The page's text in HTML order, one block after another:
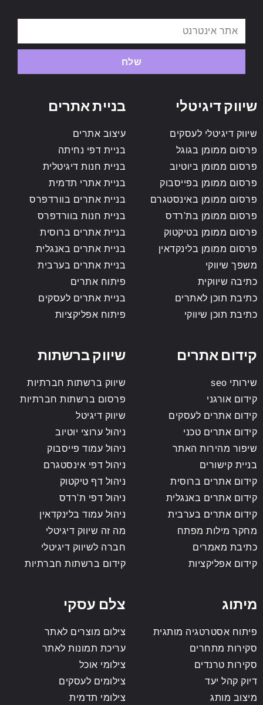
שלח
שיווק דיגיטלי
שיווק דיגיטלי לעסקים
פרסום ממומן בגוגל
פרסום ממומן ביוטיוב
פרסום ממומן בפייסבוק
פרסום ממומן באינסטגרם
פרסום ממומן בת'רדס
פרסום ממומן בטיקטוק
פרסום ממומן בלינקדאין
משפך שיווקי
כתיבה שיווקית
כתיבת תוכן לאתרים
כתיבת תוכן שיווקי
בניית אתרים
עיצוב אתרים
בניית דפי נחיתה
בניית חנות דיגיטלית
בניית אתרי תדמית
בניית אתרים בוורדפרס
בניית חנות בוורדפרס
בניית אתרים ברוסית
בניית אתרים באנגלית
בניית אתרים בערבית
פיתוח אתרים
בניית אתרים לעסקים
פיתוח אפליקציות
קידום אתרים
שירותי seo
קידום אורגני
קידום אתרים לעסקים
קידום אתרים טכני
שיפור מהירות האתר
בניית קישורים
קידום אתרים ברוסית
קידום אתרים באנגלית
קידום אתרים בערבית
מחקר מילות מפתח
כתיבת מאמרים
קידום אפליקציות
שיווק ברשתות
שיווק ברשתות חברתיות
פרסום ברשתות חברתיות
שיווק דיגיטל
ניהול ערוצי יוטיוב
ניהול עמוד פייסבוק
ניהול דפי אינסטגרם
ניהול דף טיקטוק
ניהול דפי ת'רדס
ניהול עמוד בלינקדאין
מה זה שיווק דיגיטלי
חברה לשיווק דיגיטלי
קידום ברשתות חברתיות
מיתוג
פיתוח אסטרטגיה מותגית
סקירות מתחרים
סקירות טרנדים
דיוק קהל יעד
מיצוב מותג
צלם עסקי
צילום מוצרים לאתר
עריכת תמונות לאתר
צילומי אוכל
צילומים לעסקים
צילומי תדמית